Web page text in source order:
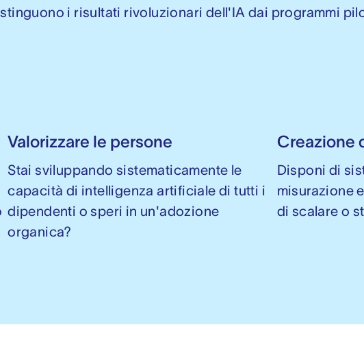
i risultati rivoluzionari dell'IA dai programmi
Valorizzare le persone
Stai sviluppando sistematicamente le
capacità di intelligenza artificiale di tutti i
dipendenti o speri in un'adozione
organica?
Creazione
Disponi di
misurazione
di scalare o